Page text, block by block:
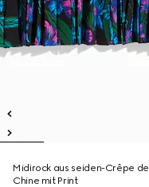
Midirock aus seiden-Crêpe de
Chine mit Print